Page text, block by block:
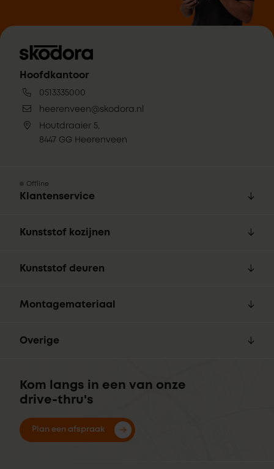
Hoofdkantoor
0513335000
heerenveen@skodora.nl
Houtdraaier 5,
8447 GG Heerenveen
Offline
Klantenservice
Kunststof kozijnen
Kunststof deuren
Montagemateriaal
Overige
Kom langs in een van onze
drive-thru's
Plan een afspraak